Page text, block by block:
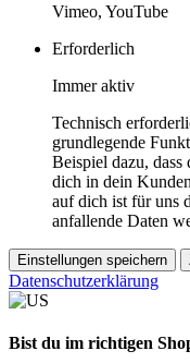
Vimeo, YouTube
Erforderlich
Immer aktiv
Technisch
grundlegende
Beispiel dazu,
dich in dein
auf dich ist für uns
anfallende Daten
Einstellungen speichern
Datenschutzerklärung
Bist du im richtigen